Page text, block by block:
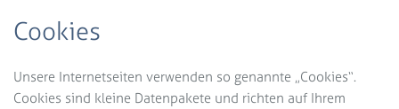
Cookies
Unsere Internetseiten verwenden so genannte „Cookies“.
Cookies sind kleine Datenpakete und richten auf Ihrem